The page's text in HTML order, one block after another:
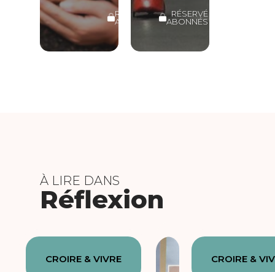
RÉSERVÉ
ABONNÉS
RÉSERVÉ
ABONNÉS
À LIRE DANS
Réflexion
CROIRE & VIVRE CROIRE &